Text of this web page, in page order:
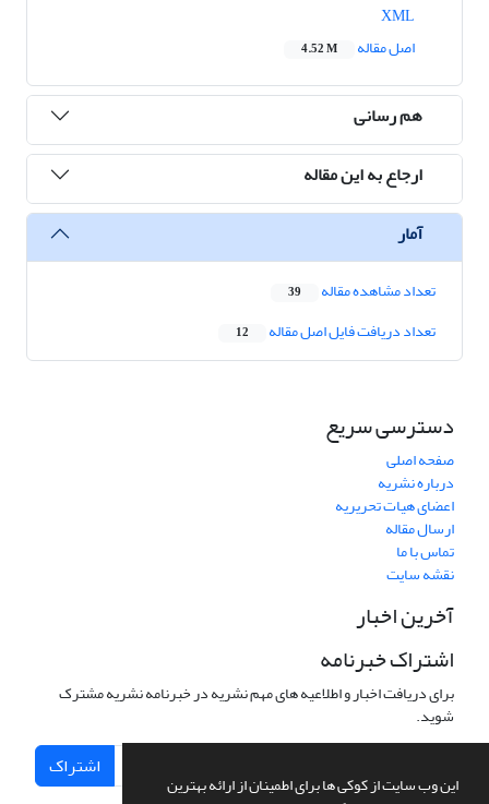
این وب سایت از کوکی ها برای اطمینان از ارائه بهترین
اصل مقاله
4.52 M
هم رسانی
ارجاع به این مقاله
آمار
تعداد مشاهده مقاله 39
تعداد دریافت فایل اصل مقاله 12
دسترسی سریع
صفحه اصلی
درباره نشریه
اعضای هیات تحریریه
ارسال مقاله
تماس با ما
نقشه سایت
آخرین اخبار
اشتراک خبرنامه
برای دریافت اخبار و اطلاعیه های مهم نشریه در خبرنامه نشریه مشترک
شوید.
اشتراک